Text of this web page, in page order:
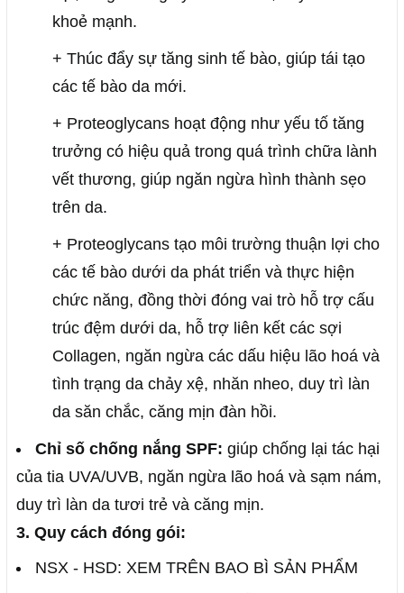
khoẻ mạnh.
+ Thúc đẩy sự tăng sinh tế bào, giúp tái tạo
các tế bào da mới.
+ Proteoglycans hoạt động như yếu tố tăng
trưởng có hiệu quả trong quá trình chữa lành
vết thương, giúp ngăn ngừa hình thành sẹo
trên da.
+ Proteoglycans tạo môi trường thuận lợi cho
các tế bào dưới da phát triển và thực hiện
chức năng, đồng thời đóng vai trò hỗ trợ cấu
trúc đệm dưới da, hỗ trợ liên kết các sợi
Collagen, ngăn ngừa các dấu hiệu lão hoá và
tình trạng da chảy xệ, nhăn nheo, duy trì làn
da săn chắc, căng mịn đàn hồi.
Chỉ số chống nắng SPF: giúp chống lại tác hại
của tia UVA/UVB, ngăn ngừa lão hoá và sạm nám,
duy trì làn da tươi trẻ và căng mịn.
3. Quy cách đóng gói:
NSX - HSD: XEM TRÊN BAO BÌ SẢN PHẨM